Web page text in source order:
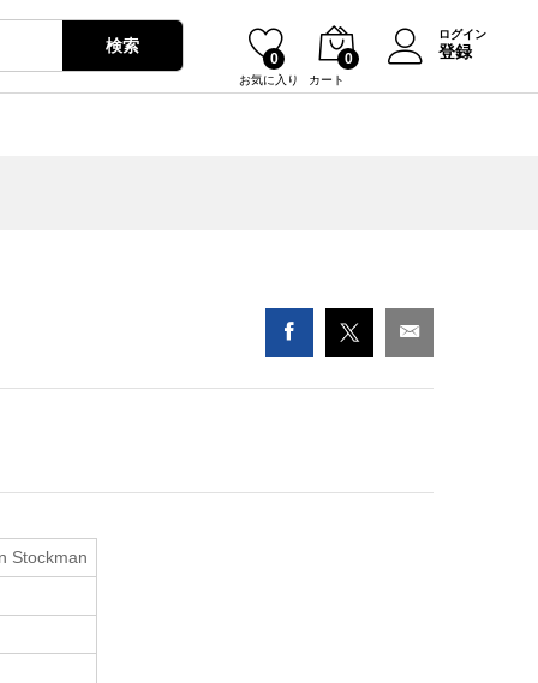
検索
お気に入り
0
カート
0
ログイン
登録
Stockman
¥1,030 カートに入れる